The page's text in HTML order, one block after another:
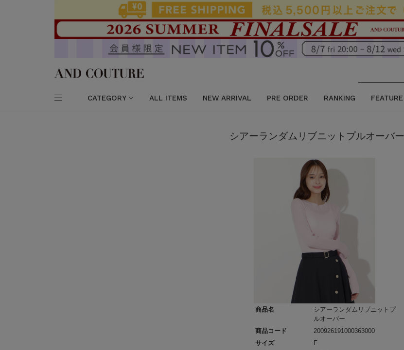
CATEGORY ALL ITEMS NEW ARRIVAL PRE ORDER RANKING FEATURE
シアーランダムリブニットプルオーバー
商品名
シアーランダムリブニットプ
ルオーバー
商品コード
200926191000363000
サイズ
F